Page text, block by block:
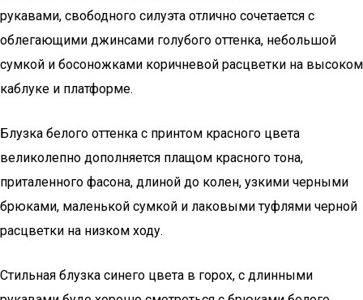
рукавами, свободного силуэта отлично сочетается с
облегающими джинсами голубого оттенка, небольшой
сумкой и босоножками коричневой расцветки на высоком
каблуке и платформе.
Блузка белого оттенка с принтом красного цвета
великолепно дополняется плащом красного тона,
приталенного фасона, длиной до колен, узкими черными
брюками, маленькой сумкой и лаковыми туфлями черной
расцветки на низком ходу.
Стильная блузка синего цвета в горох, с длинными